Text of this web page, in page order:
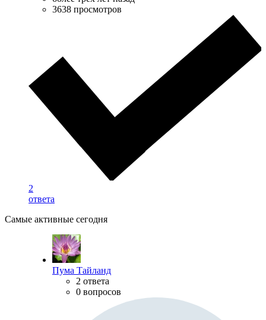
3638 просмотров
2
ответа
Самые активные сегодня
Пума Тайланд
2 ответа
0 вопросов